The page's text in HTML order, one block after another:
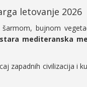
letovanje 2026
bujnom
stara mediteranska
zapadnih civilizacija i